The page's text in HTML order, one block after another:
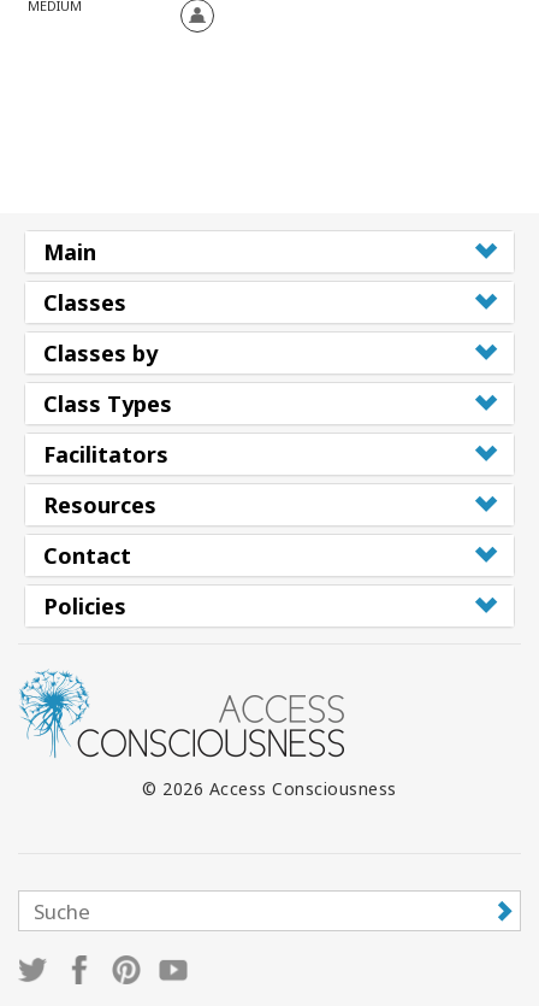
MEDIUM
Main
Classes
Classes by
Class Types
Facilitators
Resources
Contact
Policies
© 2026 Access Consciousness